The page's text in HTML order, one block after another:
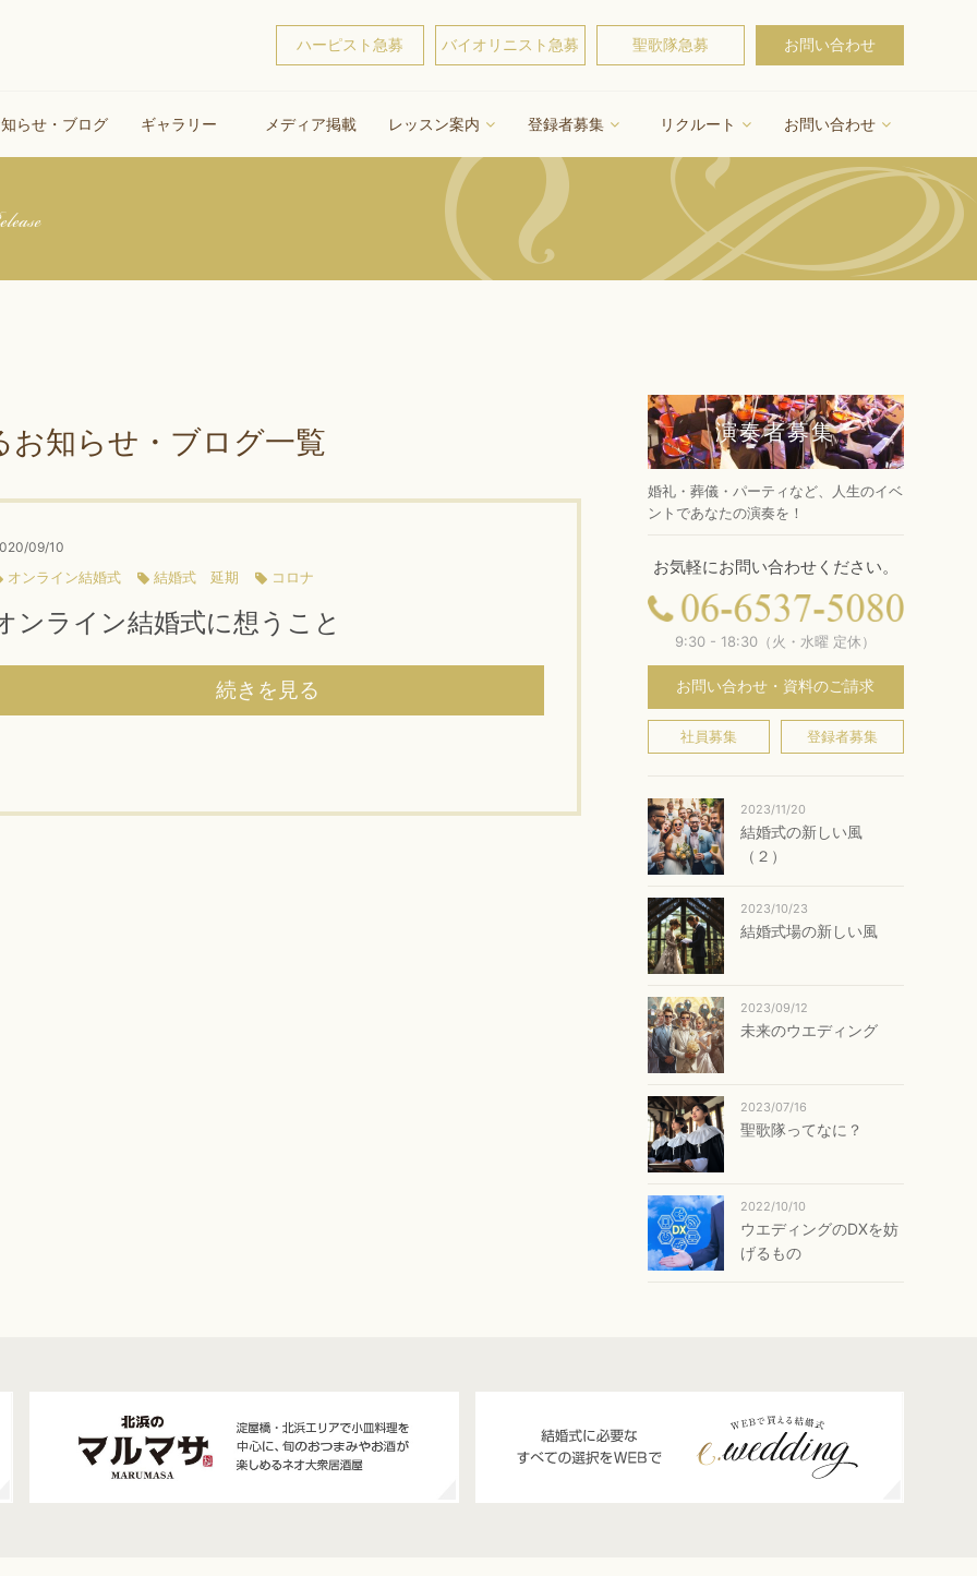
ハーピスト急募 バイオリニスト急募 聖歌隊急募 お問い合わせ
らせ・ブログ ギャラリー メディア掲載 レッスン案内 登録者募集 リクルート お問い合わせ
知らせ・ブログ一覧
09/10
オンライン結婚式
結婚式 延期 コロナ
ンライン結婚式に想うこと
続きを見る
演奏者募集
婚礼・葬儀・パーティなど、人生のイベ
ントであなたの演奏を！
お気軽にお問い合わせください。
9:30 - 18:30（火・水曜 定休）
お問い合わせ・資料のご請求
社員募集 登録者募集
2023/11/20
結婚式の新しい風
（２）
2023/10/23
結婚式場の新しい風
2023/09/12
未来のウエディング
2023/07/16
聖歌隊ってなに？
2022/10/10
ウエディングのDXを妨
げるもの